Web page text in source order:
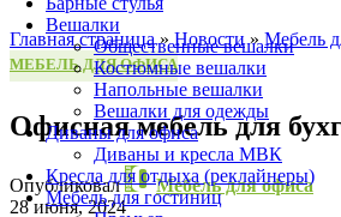
Вешалки
Общественные вешалки
Костюмные вешалки
Напольные вешалки
Вешалки для одежды
Диваны для офиса
Диваны и кресла МВК
Кресла для отдыха (реклайнеры)
Мебель для гостиниц
Главная страница»Новости»Мебель
МЕБЕЛЬ ДЛЯ ОФИСА
Офисная мебель для
Опубликовал
Мебель для офиса
28 июня, 2024